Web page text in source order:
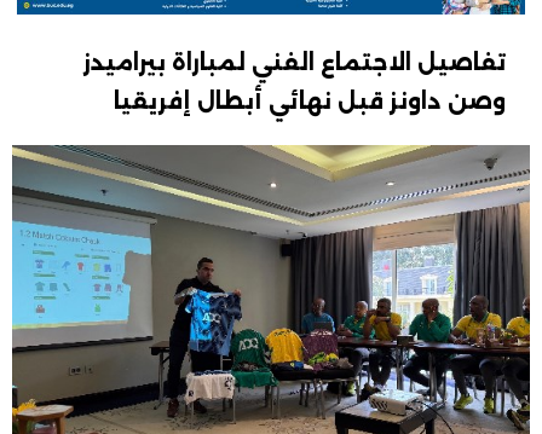
تفاصيل الاجتماع الفني لمباراة بيراميدز
وصن داونز قبل نهائي أبطال إفريقيا